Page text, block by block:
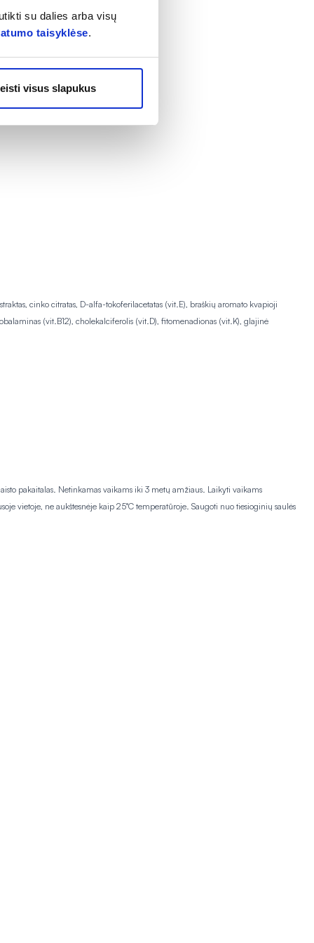
su dalies arba visų
taisyklėse.
visus slapukus
cinko citratas, D-alfa-tokoferilacetatas (vit.E), braškių aromato kvapioji
(vit.B12), cholekalciferolis (vit.D), fitomenadionas (vit.K), glajinė
pakaitalas. Netinkamas vaikams iki 3 metų amžiaus. Laikyti vaikams
vietoje, ne aukštesnėje kaip 25°C temperatūroje. Saugoti nuo tiesioginių saulės